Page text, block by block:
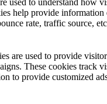
used to understand how
help provide information
rate, traffic source,
are used to provide
These cookies track
to provide customized